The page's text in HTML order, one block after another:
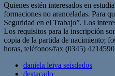
Quienes estén interesados en
formaciones no aranceladas. Para
Seguridad en el Trabajo”. Los
Los requisitos para la inscripción
copia de la partida de nacimiento;
horas, teléfonos/fax (0345)
daniela leiva seisdedos
destacado